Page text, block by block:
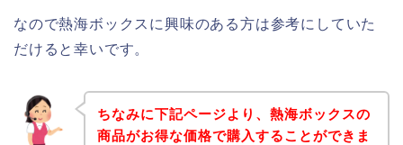
なので熱海ボックスに興味のある方は参考にしていた
だけると幸いです。
ちなみに下記ページより、熱海ボックスの
商品がお得な価格で購入することができま